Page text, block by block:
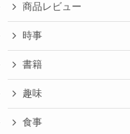
商品レビュー
時事
書籍
趣味
食事